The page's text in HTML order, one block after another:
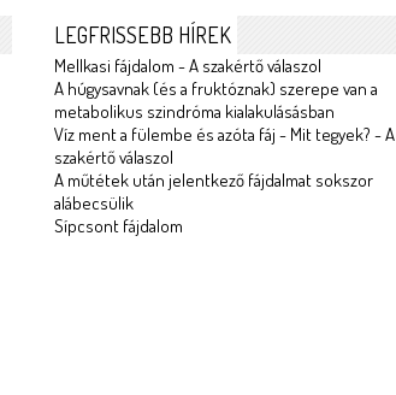
LEGFRISSEBB HÍREK
Mellkasi fájdalom - A szakértő válaszol
A húgysavnak (és a fruktóznak) szerepe van a
metabolikus szindróma kialakulásásban
Víz ment a fülembe és azóta fáj - Mit tegyek? - A
szakértő válaszol
A műtétek után jelentkező fájdalmat sokszor
alábecsülik
Sípcsont fájdalom